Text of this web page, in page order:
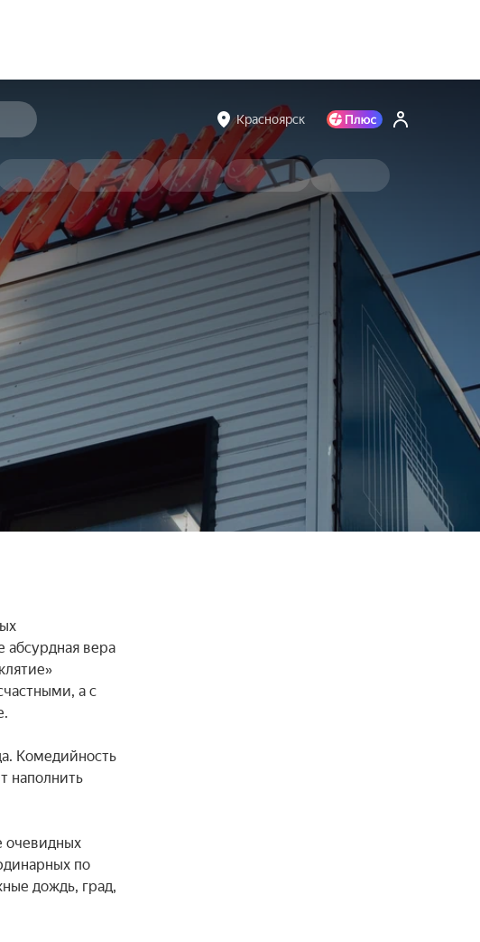
Красноярск
абсурдная вера
а с
Комедийность
наполнить
очевидных
по
дождь, град,